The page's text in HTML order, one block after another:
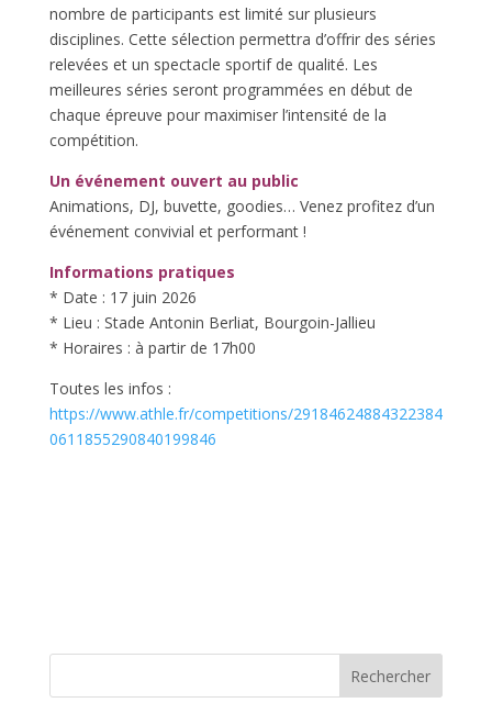
nombre de participants est limité sur plusieurs
disciplines. Cette sélection permettra d’offrir des séries
relevées et un spectacle sportif de qualité. Les
meilleures séries seront programmées en début de
chaque épreuve pour maximiser l’intensité de la
compétition.
Un événement ouvert au public
Animations, DJ, buvette, goodies… Venez profitez d’un
événement convivial et performant !
Informations pratiques
* Date : 17 juin 2026
* Lieu : Stade Antonin Berliat, Bourgoin-Jallieu
* Horaires : à partir de 17h00
Toutes les infos :
https://www.athle.fr/competitions/29184624884322384
0611855290840199846
Rechercher